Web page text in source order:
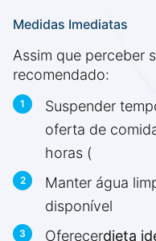
Medidas Imediatas
Assim que perceber
recomendado:
Suspender
oferta de
horas (
Manter água
disponível
Oferecerdieta